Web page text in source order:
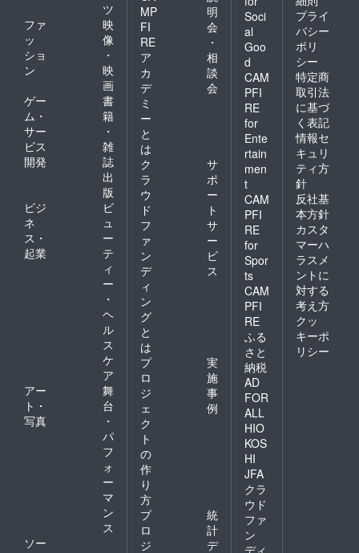
ツ
ファ
ッ
ショ
ン
映
像
・
映
画
ゲー
ム・
サー
ビス
開発
書
籍
・
雑
誌
出
版
ビジ
ネ
ス・
起業
ビ
ュ
ー
テ
ィ
ー
・
ヘ
ル
ス
ケ
ア
アー
ト・
写真
舞
台
・
パ
フ
ォ
ー
マ
ン
ス
ソー
MP
FI
RE
ア
カ
デ
ミ
ー
と
は
明
会
・
相
談
会
ク
ラ
ウ
ド
フ
ァ
ン
デ
ィ
ン
グ
と
は
サ
ポ
ー
ト
サ
ー
ビ
ス
プ
ロ
ジ
ェ
ク
ト
の
作
り
方
実
施
事
例
プ
ロ
ジ
統
計
デ
Soci
al
Goo
d
CAM
PFI
RE
for
Ente
rtain
men
t
CAM
PFI
RE
for
Spor
ts
CAM
PFI
RE
ふる
さと
納税
AD
FOR
ALL
HIO
KOS
HI
JFA
クラ
ウド
ファ
ン
ディ
プライ
バシー
ポリ
シー
特定商
取引法
に基づ
く表記
情報セ
キュリ
ティ方
針
反社基
本方針
カスタ
マーハ
ラスメ
ントに
対する
考え方
クッ
キーポ
リシー